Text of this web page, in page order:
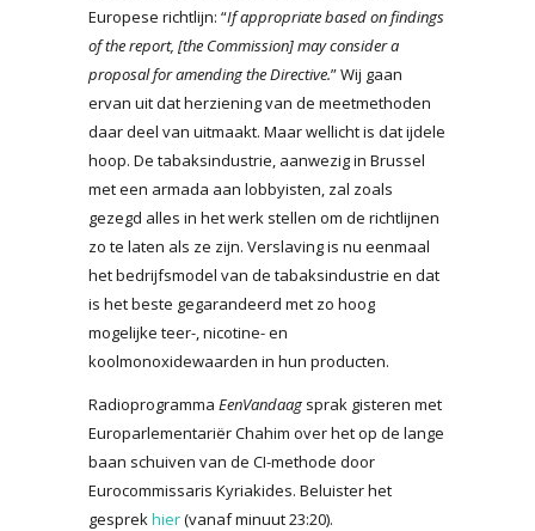
Europese richtlijn: “If appropriate based on findings
of the report, [the Commission] may consider a
proposal for amending the Directive.” Wij gaan
ervan uit dat herziening van de meetmethoden
daar deel van uitmaakt. Maar wellicht is dat ijdele
hoop. De tabaksindustrie, aanwezig in Brussel
met een armada aan lobbyisten, zal zoals
gezegd alles in het werk stellen om de richtlijnen
zo te laten als ze zijn. Verslaving is nu eenmaal
het bedrijfsmodel van de tabaksindustrie en dat
is het beste gegarandeerd met zo hoog
mogelijke teer-, nicotine- en
koolmonoxidewaarden in hun producten.
Radioprogramma EenVandaag sprak gisteren met
Europarlementariër Chahim over het op de lange
baan schuiven van de CI-methode door
Eurocommissaris Kyriakides. Beluister het
gesprekhier(vanaf minuut 23:20).